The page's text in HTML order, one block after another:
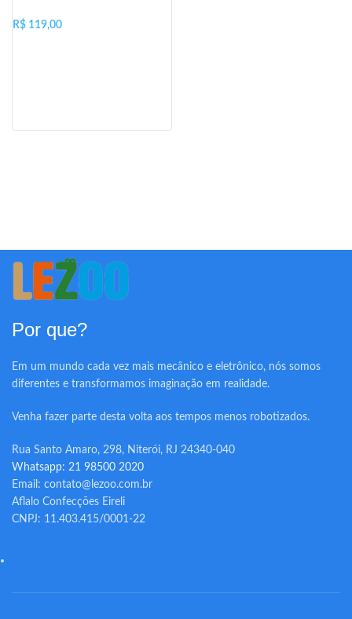
R$
Por que?
Em um mundo cada vez mais mecânico e eletrônico, nós somos
diferentes e transformamos imaginação em realidade.
Venha fazer parte desta volta aos tempos menos robotizados.
Rua Santo Amaro, 298, Niterói, RJ 24340-040
Whatsapp: 21 98500 2020
Email: contato@lezoo.com.br
Aflalo Confecções Eireli
CNPJ: 11.403.415/0001-22